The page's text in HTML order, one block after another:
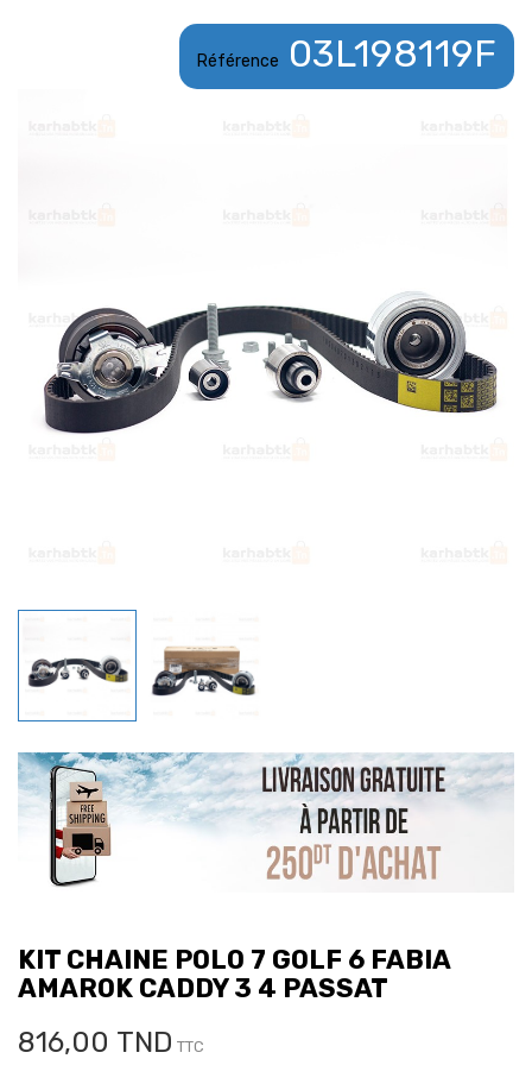
Référence 03L198119F
KIT CHAINE POLO 7 GOLF 6 FABIA
AMAROK CADDY 3 4 PASSAT
816,00 TND TTC